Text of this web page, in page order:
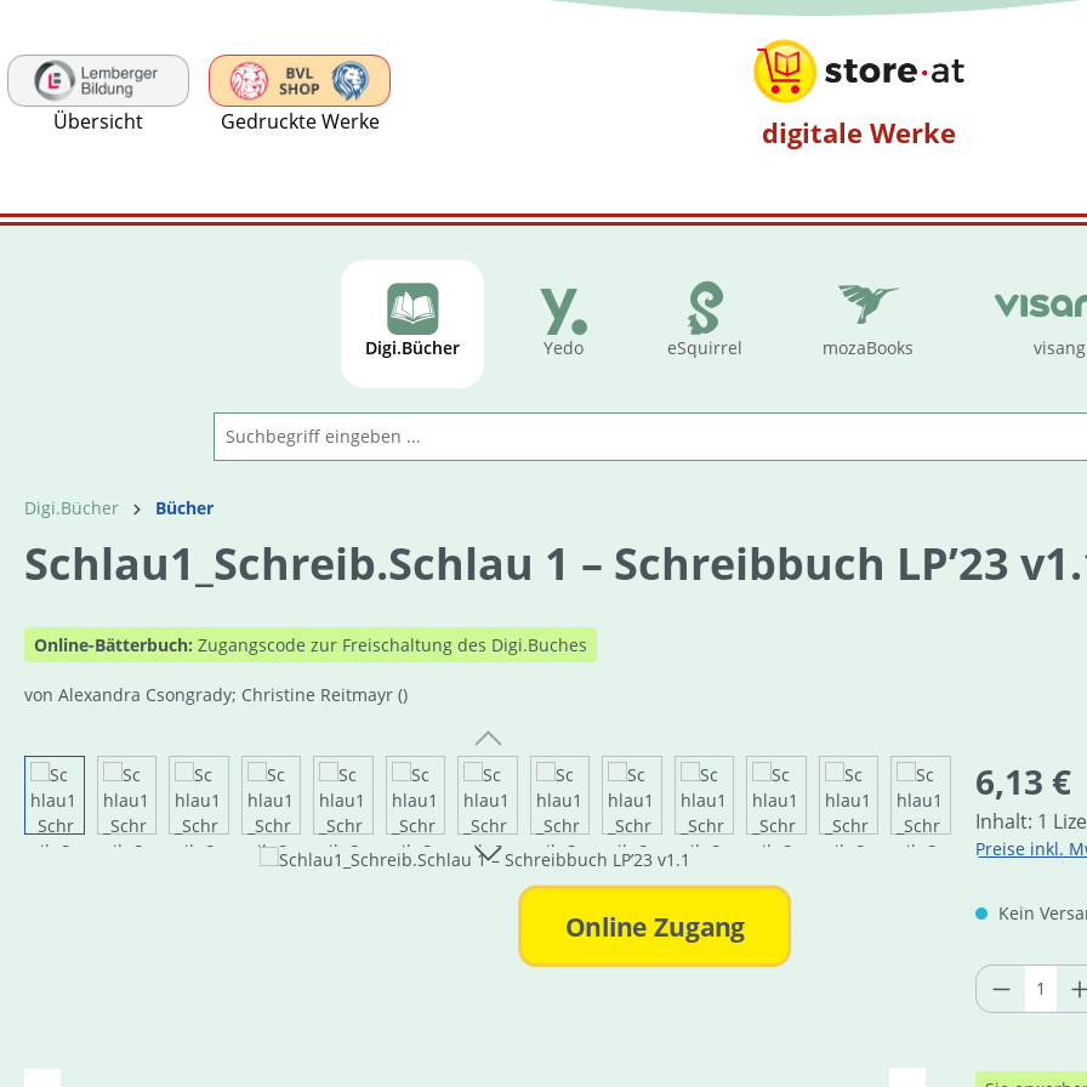
Übersicht Gedruckte Werke digitale Werke
Digi.Bücher Yedo eSquirrel mozaBooks visang
Digi.Bücher Bücher
Schlau1_Schreib.Schlau 1 – Schreibbuch LP’23
Online-Bätterbuch: Zugangscode zur Freischaltung des Digi.Buches
von Alexandra Csongrady; Christine Reitmayr ()
Bildergalerie überspringen
Online Zugang
Regulärer
6,13 €
Inhalt: 1
Preise inkl.
Kein